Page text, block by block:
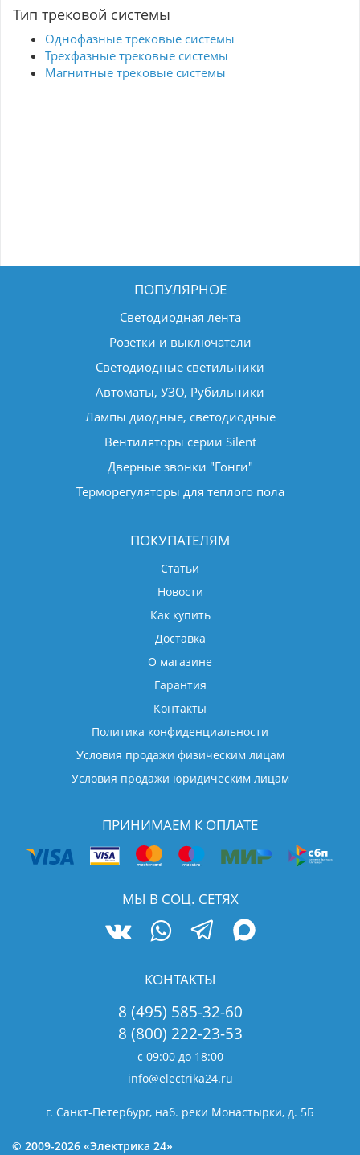
Тип трековой системы
Однофазные трековые системы
Трехфазные трековые системы
Магнитные трековые системы
ПОПУЛЯРНОЕ
Светодиодная лента
Розетки и выключатели
Светодиодные светильники
Автоматы, УЗО, Рубильники
Лампы диодные, светодиодные
Вентиляторы серии Silent
Дверные звонки "Гонги"
Терморегуляторы для теплого пола
ПОКУПАТЕЛЯМ
Статьи
Новости
Как купить
Доставка
О магазине
Гарантия
Контакты
Политика конфиденциальности
Условия продажи физическим лицам
Условия продажи юридическим лицам
ПРИНИМАЕМ К ОПЛАТЕ
МЫ В СОЦ. СЕТЯХ
КОНТАКТЫ
8 (495) 585-32-60
8 (800) 222-23-53
с 09:00 до 18:00
info@electrika24.ru
г. Санкт-Петербург, наб. реки Монастырки, д. 5Б
© 2009-2026 «Электрика 24»